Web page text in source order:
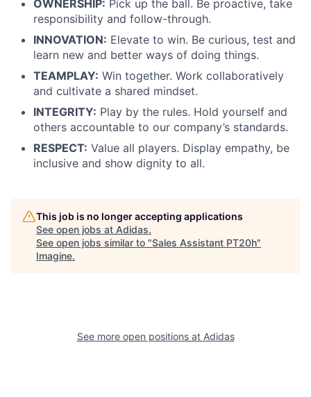
OWNERSHIP: Pick up the ball. Be proactive, take
responsibility and follow-through.
INNOVATION: Elevate to win. Be curious, test and
learn new and better ways of doing things.
TEAMPLAY: Win together. Work collaboratively
and cultivate a shared mindset.
INTEGRITY: Play by the rules. Hold yourself and
others accountable to our company’s standards.
RESPECT: Value all players. Display empathy, be
inclusive and show dignity to all.
This job is no longer accepting applications
See open jobs at Adidas.
See open jobs similar to "Sales Assistant PT20h"
Imagine.
See more open positions at Adidas